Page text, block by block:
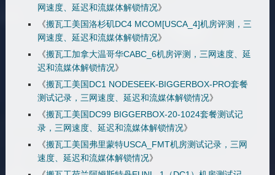
网速度、延迟和流媒体解锁情况》
《搬瓦工美国洛杉矶DC4 MCOM[USCA_4]机房评测，三
网速度、延迟和流媒体解锁情况》
《搬瓦工加拿大温哥华CABC_6机房评测，三网速度、延
迟和流媒体解锁情况》
《搬瓦工美国DC1 NODESEEK-BIGGERBOX-PRO套餐
测试记录，三网速度、延迟和流媒体解锁情况》
《搬瓦工美国DC99 BIGGERBOX-20-1024套餐测试记
录，三网速度、延迟和流媒体解锁情况》
《搬瓦工美国弗里蒙特USCA_FMT机房测试记录，三网
速度、延迟和流媒体解锁情况》